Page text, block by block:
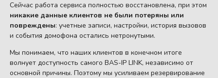
Сейчас работа сервиса полностью восстановлена, при этом
никакие данные клиентов не были потеряны или
повреждены: учетные записи, настройки, история вызовов
и события домофона остались нетронутыми.
Мы понимаем, что наших клиентов в конечном итоге
волнует доступность самого BAS-IP LINK, независимо от
основной причины. Поэтому мы усиливаем резервирование